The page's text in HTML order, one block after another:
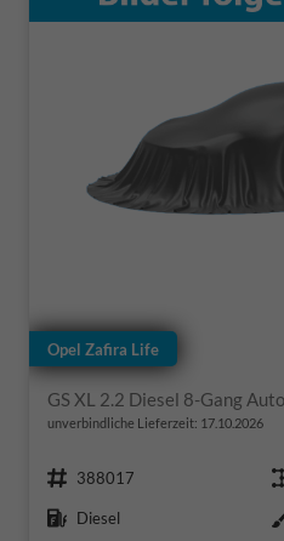
Opel Zafira Life
GS XL 2.2 Diesel 8-Gang
unverbindliche Lieferzeit: 17.10.2026
Fahrzeugnr. 388017
Kraftstoff Diesel